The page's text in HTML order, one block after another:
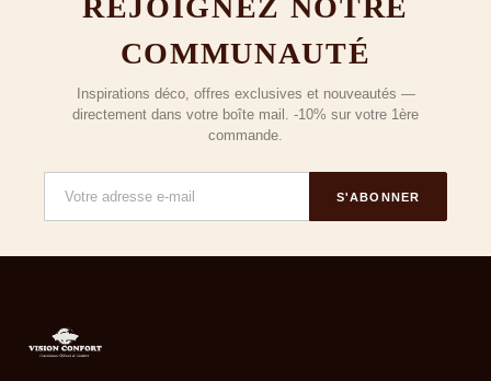
REJOIGNEZ NOTRE
COMMUNAUTÉ
Inspirations déco, offres exclusives et nouveautés —
directement dans votre boîte mail. -10% sur votre 1ère
commande.
S'ABONNER